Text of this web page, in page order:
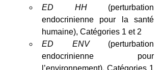
ED HH (perturbation
endocrinienne pour la santé
humaine), Catégories 1 et 2
ED ENV (perturbation
endocrinienne pour
l’environnement), Catégories 1